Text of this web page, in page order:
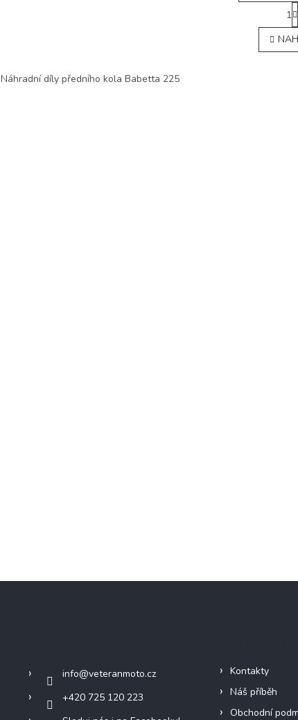
l
S
t
r
1
Náhradní díly předního kola Babetta 225
info@veteranmoto.cz
+420 725 120 223
Kontakty
Náš příběh
Obchodní